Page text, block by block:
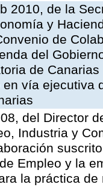
2010, de la
y
de
del
de
vía ejecutiva
del Director
Industria y
Empleo y la
la práctica